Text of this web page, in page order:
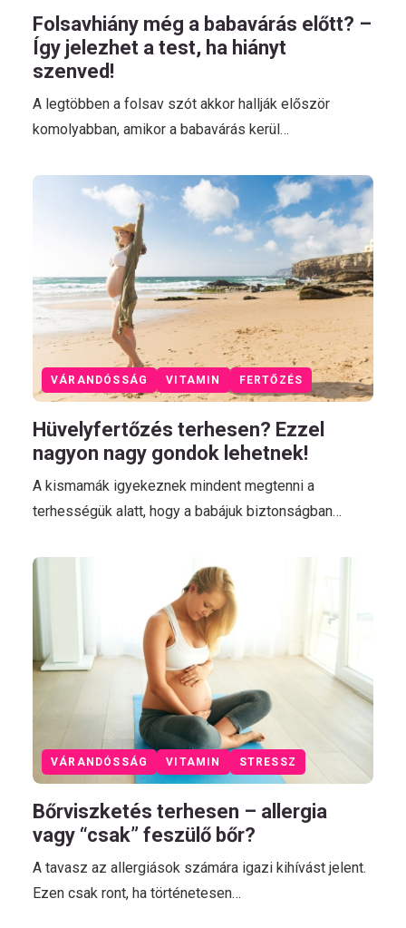
Folsavhiány még a babavárás előtt? –
Így jelezhet a test, ha hiányt
szenved!
A legtöbben a folsav szót akkor hallják először
komolyabban, amikor a babavárás kerül…
VÁRANDÓSSÁG VITAMIN FERTŐZÉS
Hüvelyfertőzés terhesen? Ezzel
nagyon nagy gondok lehetnek!
A kismamák igyekeznek mindent megtenni a
terhességük alatt, hogy a babájuk biztonságban…
VÁRANDÓSSÁG VITAMIN STRESSZ
Bőrviszketés terhesen – allergia
vagy “csak” feszülő bőr?
A tavasz az allergiások számára igazi kihívást jelent.
Ezen csak ront, ha történetesen…